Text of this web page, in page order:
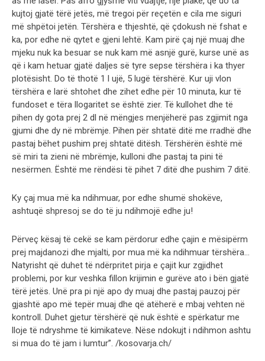
kujtoj gjatë tërë jetës, më tregoi për reçetën e cila me siguri
më shpëtoi jetën. Tërshëra e thjeshtë, që çdokush në fshat e
ka, por edhe në qytet e gjeni lehtë. Kam pirë çaj një muaj dhe
mjeku nuk ka besuar se nuk kam më asnjë gurë, kurse unë as
që i kam hetuar gjatë daljes së tyre sepse tërshëra i ka thyer
plotësisht. Do të thotë 1 l ujë, 5 lugë tërshërë. Kur uji vlon
tërshëra e larë shtohet dhe zihet edhe për 10 minuta, kur të
fundoset e tëra llogaritet se është zier. Të kullohet dhe të
pihen dy gota prej 2 dl në mëngjes menjëherë pas zgjimit nga
gjumi dhe dy në mbrëmje. Pihen për shtatë ditë me rradhë dhe
pastaj bëhet pushim prej shtatë ditësh. Tërshërën është më
së miri ta zieni në mbrëmje, kulloni dhe pastaj ta pini të
nesërmen. Është me rëndësi të pihet 7 ditë dhe pushim 7 ditë.
Ky çaj mua më ka ndihmuar, por edhe shumë shokëve,
ashtuqë shpresoj se do të ju ndihmojë edhe ju!
Përveç kësaj të cekë se kam përdorur edhe çajin e mësipërm
prej majdanozi dhe mjalti, por mua më ka ndihmuar tërshëra…
Natyrisht që duhet të ndërpritet pirja e çajit kur zgjidhet
problemi, por kur veshka fillon krijimin e gurëve ato i bën gjatë
tërë jetës. Unë pra pi një apo dy muaj dhe pastaj pauzoj për
gjashtë apo më tepër muaj dhe që atëherë e mbaj vehten në
kontroll. Duhet gjetur tërshërë që nuk është e spërkatur me
lloje të ndryshme të kimikateve. Nëse ndokujt i ndihmon ashtu
si mua do të jam i lumtur”. /kosovarja.ch/